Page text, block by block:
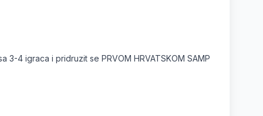
4 igraca i pridruzit se PRVOM HRVATSKOM SAMP